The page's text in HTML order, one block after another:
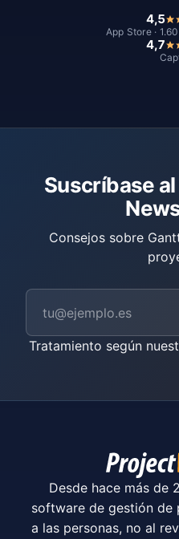
4,5
App Store ·
4,7
Suscríbase
Consejos sobre
Tratamiento según
Desde hace más de
software de gestión de
a las personas, no al